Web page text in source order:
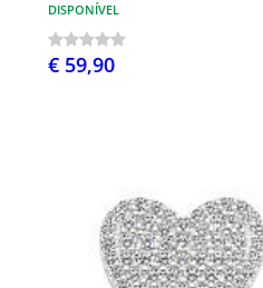
DISPONÍVEL
€ 59,90